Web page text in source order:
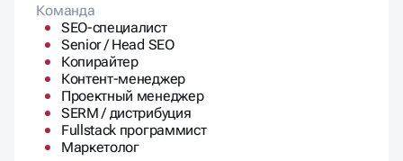
Команда
SEO-специалист
Senior / Head SEO
Копирайтер
Контент-менеджер
Проектный менеджер
SERM / дистрибуция
Fullstack программист
Маркетолог